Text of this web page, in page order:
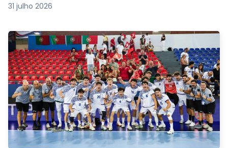
31 julho 2026